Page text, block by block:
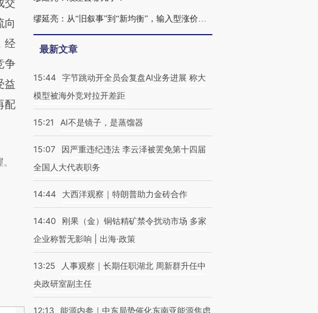
交
向
经
争
益
配
缪延亮：从“旧叙事”到“新均衡”，输入型涨价如何激活中国再通胀
最新文章
15:44 字节跳动开全员会复盘AI业务进展 称大
模型被海外竞对拉开差距
15:21 AI不是镜子，是蒸馏器
15:07
因严重违纪违法 李云泽被罢免第十四届
全国人大代表职务
14:44 大西洋观察｜特朗普助力金砖合作
14:40
刚果（金）铜钴精矿禁令扰动市场 多家
企业称暂无影响 | 出海·政策
13:25
人事观察｜长期任职湖北 周新群升任中
央政研室副主任
12:13
能源内参｜中东局势催化东南亚能源焦虑